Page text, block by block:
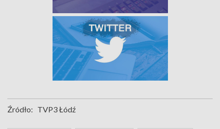
Źródło: TVP3 Łódź